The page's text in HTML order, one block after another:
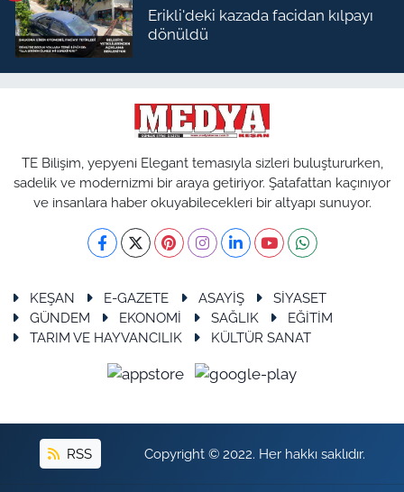
Erikli'deki kazada facidan kılpayı
dönüldü
TE Bilişim, yepyeni Elegant temasıyla sizleri buluştururken,
sadelik ve modernizmi bir araya getiriyor. Şatafattan kaçınıyor
ve insanlara haber okuyabilecekleri bir altyapı sunuyor.
KEŞAN E-GAZETE ASAYİŞ
SİYASET
GÜNDEM
EKONOMİ SAĞLIK
EĞİTİM
TARIM VE HAYVANCILIK
KÜLTÜR SANAT
RSS Copyright © 2022. Her hakkı saklıdır.